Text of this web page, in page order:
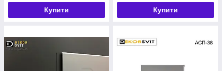
Купити Купити